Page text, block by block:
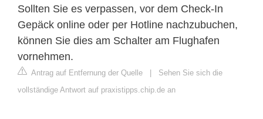
Sollten Sie es verpassen, vor dem Check-In
Gepäck online oder per Hotline nachzubuchen,
können Sie dies am Schalter am Flughafen
vornehmen.
Antrag auf Entfernung der Quelle | Sehen Sie sich die
vollständige Antwort auf praxistipps.chip.de an